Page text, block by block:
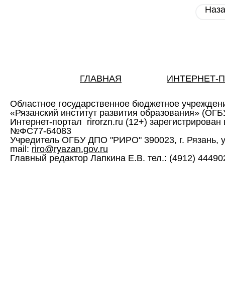
ГЛАВНАЯ ИНТЕРНЕТ-
Областное государственное бюджетное
«Рязанский институт развития образования»
Интернет-портал rirorzn.ru (12+)
№ФС77-64083
Учредитель ОГБУ ДПО "РИРО" 390023, г. Рязань,
mail: riro@ryazan.gov.ru
Главный редактор Лапкина Е.В. тел.: (4912)